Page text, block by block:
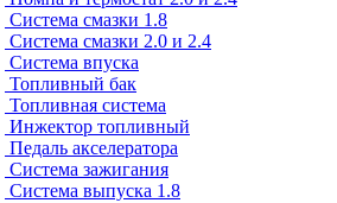
Система смазки 1.8
Система смазки 2.0 и 2.4
Система впуска
Топливный бак
Топливная система
Инжектор топливный
Педаль акселератора
Система зажигания
Система выпуска 1.8